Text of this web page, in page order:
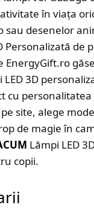
în viața
sau desenelor
Personalizată de
EnergyGift.ro
3D
cu personalitatea
site, alege
de magie în
Lămpi LED
copii.